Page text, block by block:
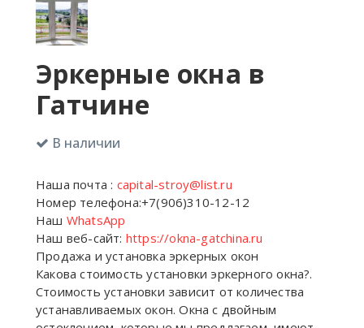
Эркерные окна в
Гатчине
В наличии
Наша почта : capital-stroy@list.ru
Номер телефона:+7(906)310-12-12
Наш WhatsApp
Наш веб-сайт: https://okna-gatchina.ru
Продажа и установка эркерных окон
Какова стоимость установки эркерного окна?.
Стоимость установки зависит от количества
устанавливаемых окон. Окна с двойным